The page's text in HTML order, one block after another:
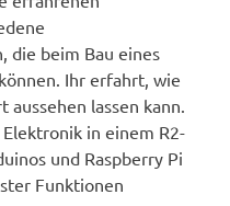
die beim Bau eines
Ihr erfahrt, wie
lassen kann.
in einem R2-
und Raspberry Pi
Funktionen